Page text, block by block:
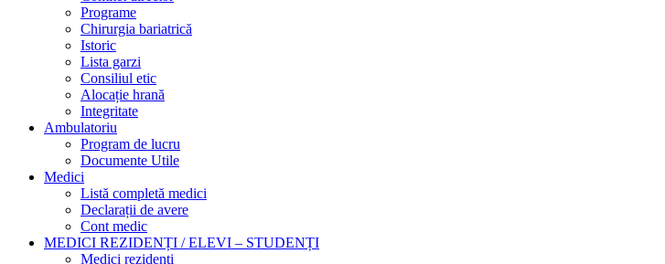
Programe
Chirurgia bariatrică
Istoric
Lista garzi
Consiliul etic
Alocație hrană
Integritate
Ambulatoriu
Program de lucru
Documente Utile
Medici
Listă completă medici
Declarații de avere
Cont medic
MEDICI REZIDENȚI / ELEVI – STUDENȚI
Medici rezidenți